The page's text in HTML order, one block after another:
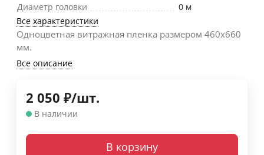
Диаметр головки
0 м
Все характеристики
Одноцветная витражная пленка размером 460х660
мм.
Все описание
2 050 ₽/шт.
В наличии
В корзину